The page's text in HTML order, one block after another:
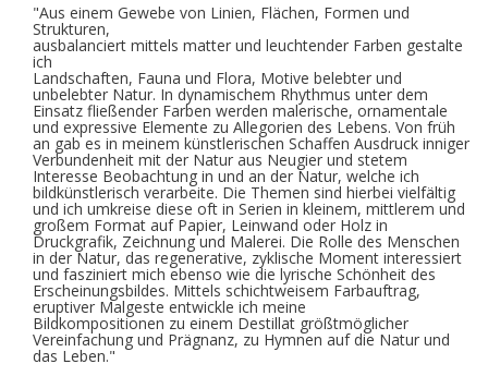
"Aus einem Gewebe von Linien, Flächen, Formen und
Strukturen,
ausbalanciert mittels matter und leuchtender Farben gestalte
ich
Landschaften, Fauna und Flora, Motive belebter und
unbelebter Natur. In dynamischem Rhythmus unter dem
Einsatz fließender Farben werden malerische, ornamentale
und expressive Elemente zu Allegorien des Lebens. Von früh
an gab es in meinem künstlerischen Schaffen Ausdruck inniger
Verbundenheit mit der Natur aus Neugier und stetem
Interesse Beobachtung in und an der Natur, welche ich
bildkünstlerisch verarbeite. Die Themen sind hierbei vielfältig
und ich umkreise diese oft in Serien in kleinem, mittlerem und
großem Format auf Papier, Leinwand oder Holz in
Druckgrafik, Zeichnung und Malerei. Die Rolle des Menschen
in der Natur, das regenerative, zyklische Moment interessiert
und fasziniert mich ebenso wie die lyrische Schönheit des
Erscheinungsbildes. Mittels schichtweisem Farbauftrag,
eruptiver Malgeste entwickle ich meine
Bildkompositionen zu einem Destillat größtmöglicher
Vereinfachung und Prägnanz, zu Hymnen auf die Natur und
das Leben."